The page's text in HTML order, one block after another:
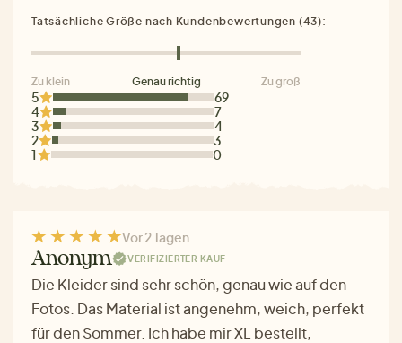
5
69
4
7
3
4
2
3
1
0
Tatsächliche Größe nach Kundenbewertungen (43):
Zu klein Genau richtig Zu groß
Vor 2 Tagen
Anonym VERIFIZIERTER KAUF
Die Kleider sind sehr schön, genau wie auf den
Fotos. Das Material ist angenehm, weich, perfekt
für den Sommer. Ich habe mir XL bestellt,